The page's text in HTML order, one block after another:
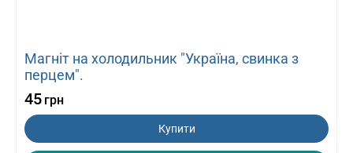
Магніт на холодильник "Україна, свинка з
перцем".
45 грн
Купити